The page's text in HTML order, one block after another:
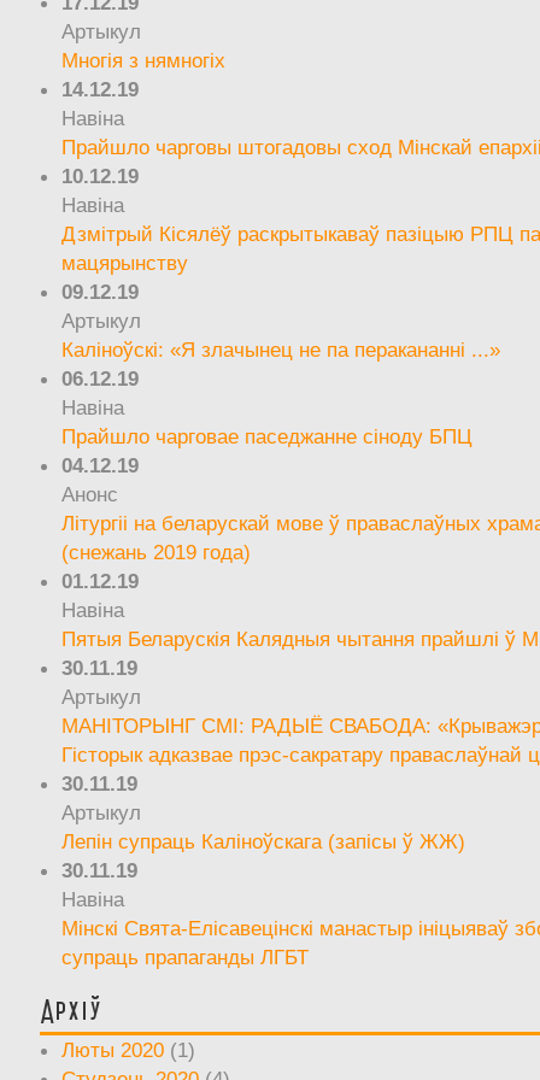
Артыкул
Многія з нямногіх
14.12.19
Навіна
Прайшло чарговы штогадовы сход Мінскай
10.12.19
Навіна
Дзмітрый Кісялёў раскрытыкаваў пазіцыю РПЦ
мацярынству
09.12.19
Артыкул
Каліноўскі: «Я злачынец не па перакананні ...»
06.12.19
Навіна
Прайшло чарговае паседжанне сіноду БПЦ
04.12.19
Анонс
Літургіі на беларускай мове ў праваслаўных
(снежань 2019 года)
01.12.19
Навіна
Пятыя Беларускія Калядныя чытання прайшлі ў
30.11.19
Артыкул
МАНІТОРЫНГ СМІ: РАДЫЁ СВАБОДА:
Гісторык адказвае прэс-сакратару праваслаўнай
30.11.19
Артыкул
Лепін супраць Каліноўскага (запісы ў ЖЖ)
30.11.19
Навіна
Мінскі Свята-Елісавецінскі манастыр ініцыяваў
супраць прапаганды ЛГБТ
Архіў
Люты 2020 (1)